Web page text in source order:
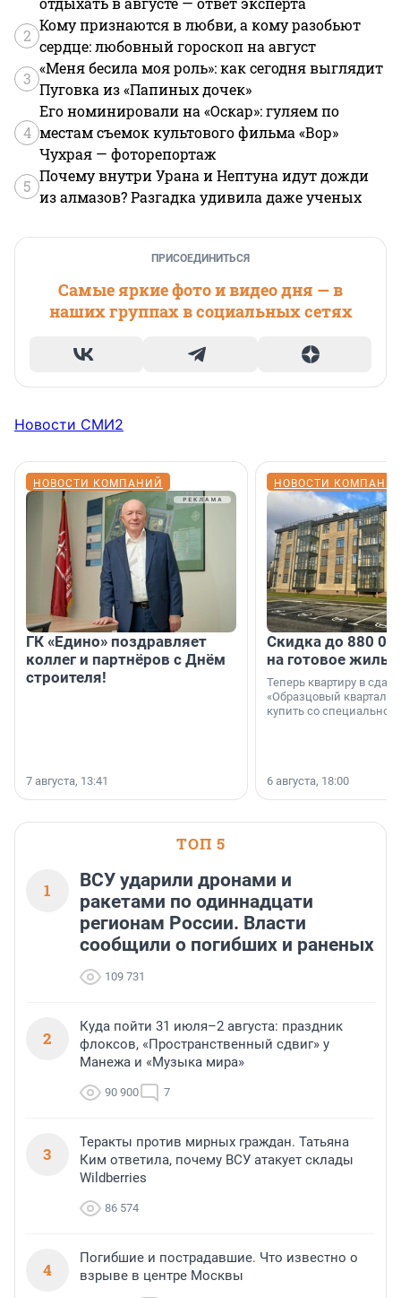
2
Кому признаются в любви, а кому разобьют
сердце: любовный гороскоп на август
3
«Меня бесила моя роль»: как сегодня выглядит
Пуговка из «Папиных дочек»
4
Его номинировали на «Оскар»: гуляем по
местам съемок культового фильма «Вор»
Чухрая — фоторепортаж
5
Почему внутри Урана и Нептуна идут дожди
из алмазов? Разгадка удивила даже ученых
ПРИСОЕДИНИТЬСЯ
Самые яркие фото и видео дня — в
наших группах в социальных сетях
Новости СМИ2
НОВОСТИ КОМПАНИЙ
ГК «Едино» поздравляет
коллег и партнёров с Днём
строителя!
7 августа, 13:41
НОВОСТИ
Скидка до 880
на готовое
Теперь квартиру в
«Образцовый квартал
купить со специальной
6 августа, 18:00
ТОП 5
1
ВСУ ударили дронами и
ракетами по одиннадцати
регионам России. Власти
сообщили о погибших и раненых
109 731
2
Куда пойти 31 июля–2 августа: праздник
флоксов, «Пространственный сдвиг» у
Манежа и «Музыка мира»
90 900 7
3
Теракты против мирных граждан. Татьяна
Ким ответила, почему ВСУ атакует склады
Wildberries
86 574
4
Погибшие и пострадавшие. Что известно о
взрыве в центре Москвы